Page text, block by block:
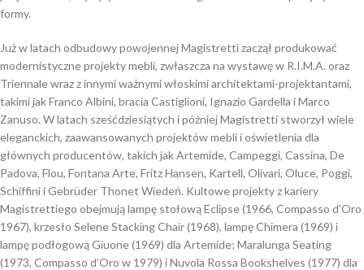
formy.
Już w latach odbudowy powojennej Magistretti zaczął produkować
modernistyczne projekty mebli, zwłaszcza na wystawę w R.I.M.A. oraz
Triennale wraz z innymi ważnymi włoskimi architektami-projektantami,
takimi jak Franco Albini, bracia Castiglioni, Ignazio Gardella i Marco
Zanuso. W latach sześćdziesiątych i później Magistretti stworzył wiele
eleganckich, zaawansowanych projektów mebli i oświetlenia dla
głównych producentów, takich jak Artemide, Campeggi, Cassina, De
Padova, Flou, Fontana Arte, Fritz Hansen, Kartell, Olivari, Oluce, Poggi,
Schiffini i Gebrüder Thonet Wiedeń. Kultowe projekty z kariery
Magistrettiego obejmują lampę stołową Eclipse (1966, Compasso d’Oro
1967), krzesło Selene Stacking Chair (1968), lampę Chimera (1969) i
lampę podłogową Giuone (1969) dla Artemide; Maralunga Seating
(1973, Compasso d’Oro w 1979) i Nuvola Rossa Bookshelves (1977) dla